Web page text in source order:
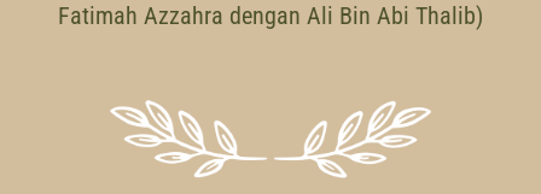
Fatimah Azzahra dengan Ali Bin Abi Thalib)